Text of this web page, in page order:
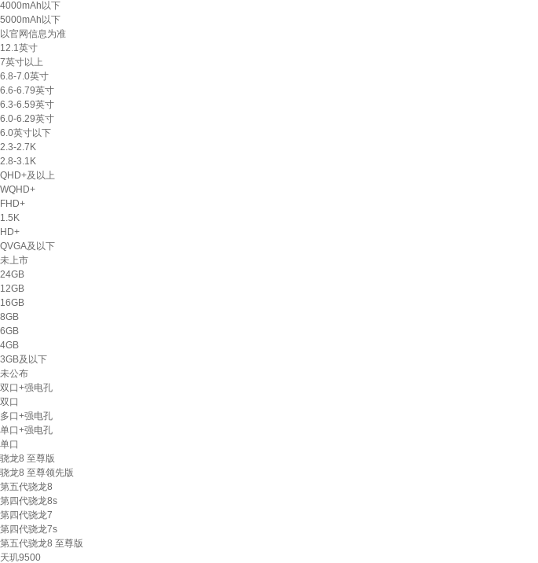
4000mAh以下
5000mAh以下
以官网信息为准
12.1英寸
7英寸以上
6.8-7.0英寸
6.6-6.79英寸
6.3-6.59英寸
6.0-6.29英寸
6.0英寸以下
2.3-2.7K
2.8-3.1K
QHD+及以上
WQHD+
FHD+
1.5K
HD+
QVGA及以下
未上市
24GB
12GB
16GB
8GB
6GB
4GB
3GB及以下
未公布
双口+强电孔
双口
多口+强电孔
单口+强电孔
单口
骁龙8 至尊版
骁龙8 至尊领先版
第五代骁龙8
第四代骁龙8s
第四代骁龙7
第四代骁龙7s
第五代骁龙8 至尊版
天玑9500